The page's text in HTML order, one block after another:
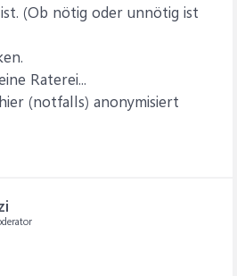
(Ob nötig oder unnötig ist
Raterei...
(notfalls) anonymisiert